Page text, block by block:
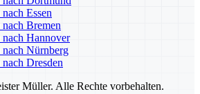
Essen
Bremen
Hannover
Nürnberg
Dresden
Müller. Alle Rechte vorbehalten.